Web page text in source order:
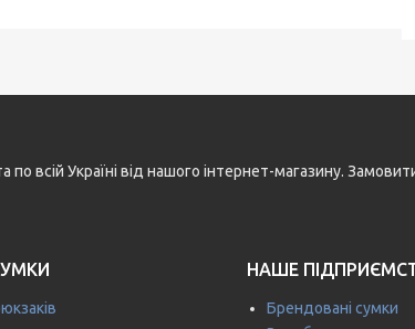
всій Україні від нашого інтернет-магазину.
НАШЕ
Брендовані сумки